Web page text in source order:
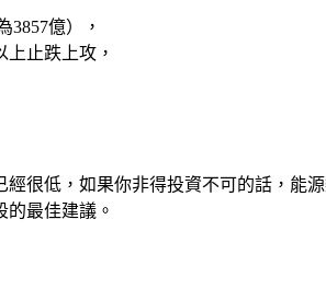
億），
止跌上攻，
低，如果你非得投資不可的話，能
最佳建議。